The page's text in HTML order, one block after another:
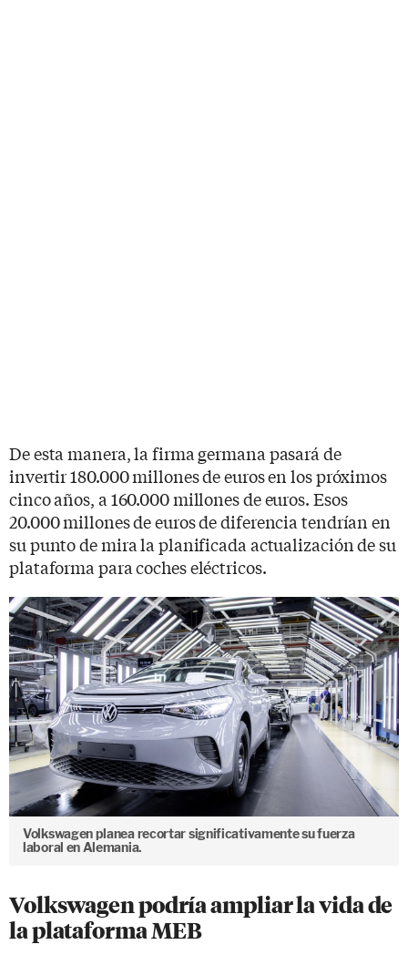
De esta manera, la firma germana pasará de
invertir 180.000 millones de euros en los próximos
cinco años, a 160.000 millones de euros. Esos
20.000 millones de euros de diferencia tendrían en
su punto de mira la planificada actualización de su
plataforma para coches eléctricos.
Volkswagen planea recortar significativamente su fuerza
laboral en Alemania.
Volkswagen podría ampliar la vida de
la plataforma MEB